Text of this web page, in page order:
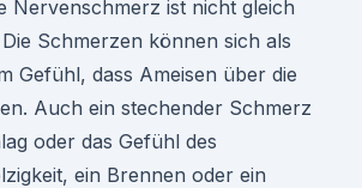
Nervenschmerz ist nicht gleich
Schmerzen können sich als
Gefühl, dass Ameisen über die
Auch ein stechender Schmerz
oder das Gefühl des
ein Brennen oder ein